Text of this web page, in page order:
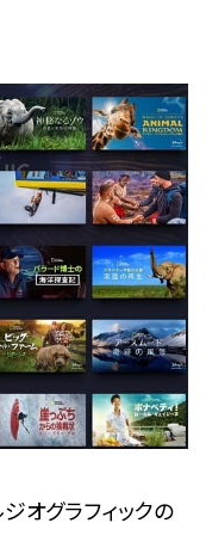
オグラフィックの